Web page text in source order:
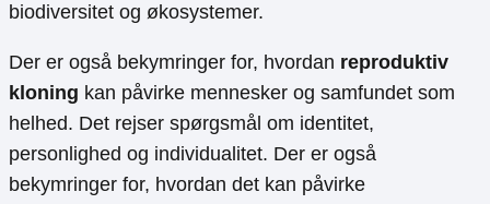
biodiversitet og økosystemer.
Der er også bekymringer for, hvordan reproduktiv
kloning kan påvirke mennesker og samfundet som
helhed. Det rejser spørgsmål om identitet,
personlighed og individualitet. Der er også
bekymringer for, hvordan det kan påvirke